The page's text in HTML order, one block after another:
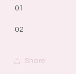
01
02
Share